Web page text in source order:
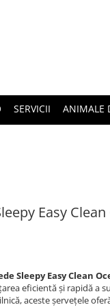
SERVICII ANIMALE
Easy
Sleepy Easy Clean
eficientă și rapidă a
aceste șervețele